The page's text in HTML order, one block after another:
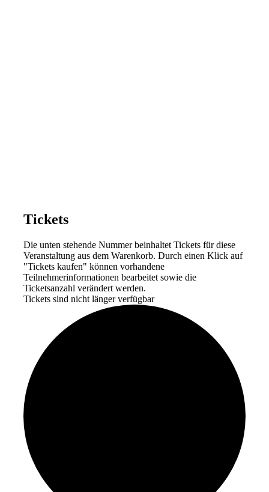
Tickets
Die unten stehende Nummer beinhaltet Tickets für diese
Veranstaltung aus dem Warenkorb. Durch einen Klick auf
"Tickets kaufen" können vorhandene
Teilnehmerinformationen bearbeitet sowie die
Ticketsanzahl verändert werden.
Tickets sind nicht länger verfügbar